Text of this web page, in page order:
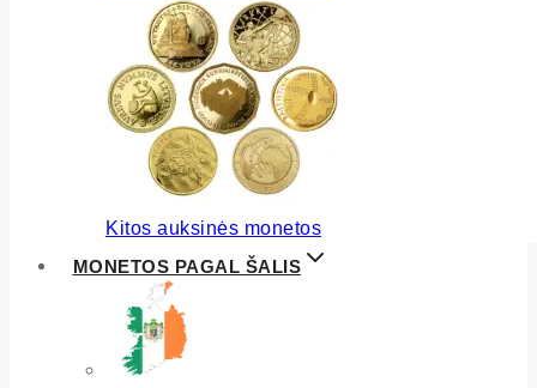
Kitos auksinės monetos
MONETOS PAGAL ŠALIS